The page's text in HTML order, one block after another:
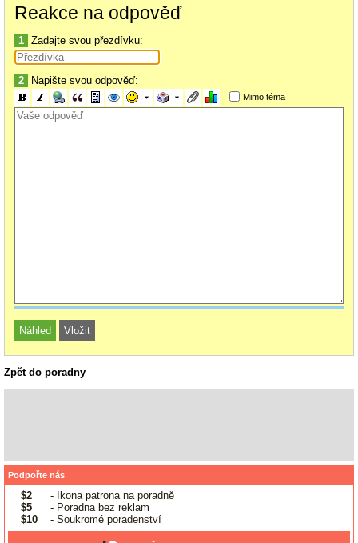
Reakce na odpověď
1 Zadajte svou přezdívku:
2 Napište svou odpověď:
Mimo téma
Zpět do poradny
Podpořte nás
$2
- Ikona patrona na poradně
$5
- Poradna bez reklam
$10
- Soukromé poradenství